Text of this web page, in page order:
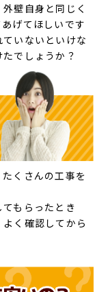
壁自身と同じく
げてほしいです
いないといけな
でしょうか？
くさんの工事を
もらったとき
く確認してから